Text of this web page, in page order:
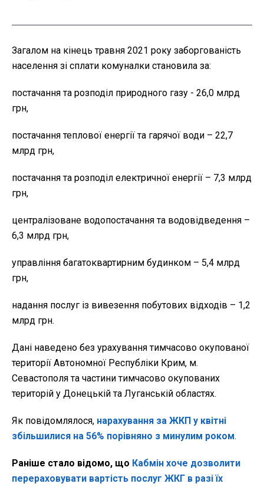
Загалом на кінець травня 2021 року заборгованість
населення зі сплати комуналки становила за:
постачання та розподіл природного газу - 26,0 млрд
грн,
постачання теплової енергії та гарячої води – 22,7
млрд грн,
постачання та розподіл електричної енергії – 7,3 млрд
грн,
централізоване водопостачання та водовідведення –
6,3 млрд грн,
управління багатоквартирним будинком – 5,4 млрд
грн,
надання послуг із вивезення побутових відходів – 1,2
млрд грн.
Дані наведено без урахування тимчасово окупованої
території Автономної Республіки Крим, м.
Севастополя та частини тимчасово окупованих
територій у Донецькій та Луганській областях.
Як повідомлялося, нарахування за ЖКП у квітні
збільшилися на 56% порівняно з минулим роком.
Раніше стало відомо, що Кабмін хоче дозволити
перераховувати вартість послуг ЖКГ в разі їх